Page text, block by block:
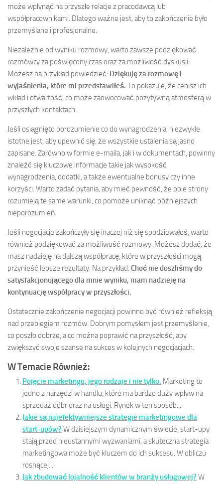
może wpłynąć na przyszłe relacje z pracodawcą lub
współpracownikami. Dlatego ważne jest, aby to zakończenie było
przemyślane i profesjonalne.
Niezależnie od wyniku rozmowy, warto zawsze podziękować
rozmówcy za poświęcony czas oraz za możliwość dyskusji.
Możesz na przykład powiedzieć: Dziękuję za rozmowę i
wyjaśnienia, które mi przedstawiłeś. To pokazuje, że cenisz ich
wkład i otwartość, co może zaowocować pozytywną atmosferą w
przyszłych kontaktach.
Jeśli osiągnięto porozumienie co do wynagrodzenia, niezwykle
istotne jest, aby upewnić się, że wszystkie ustalenia są jasno
zapisane. Zarówno w formie e-maila, jak i w dokumentach, powinny
znaleźć się kluczowe informacje takie jak wysokość
wynagrodzenia, dodatki, a także ewentualne bonusy czy inne
korzyści. Warto zadać pytania, aby mieć pewność, że obie strony
rozumieją te same warunki, co pomoże uniknąć późniejszych
nieporozumień.
Jeśli negocjacje zakończyły się inaczej niż się spodziewałeś, warto
również podziękować za możliwość rozmowy. Możesz dodać, że
masz nadzieję na dalszą współpracę, które w przyszłości mogą
przynieść lepsze rezultaty. Na przykład: Choć nie doszliśmy do
satysfakcjonującego dla mnie wyniku, mam nadzieję na
kontynuację współpracy w przyszłości.
Ostatecznie zakończenie negocjacji powinno być również refleksją
nad przebiegiem rozmów. Dobrym pomysłem jest przemyślenie,
co poszło dobrze, a co można poprawić na przyszłość, aby
zwiększyć swoje szanse na sukces w kolejnych negocjacjach.
W Temacie Również:
Pojęcie marketingu, jego rodzaje i nie tylko. Marketing to
jedno z narzędzi w handlu, które ma bardzo duży wpływ na
sprzedaż dóbr oraz na usługi. Rynek w ten sposób...
Jakie są najefektywniejsze strategie marketingowe dla
start-upów? W dzisiejszym dynamicznym świecie, start-upy
stają przed nieustannymi wyzwaniami, a skuteczna strategia
marketingowa może być kluczem do ich sukcesu. W obliczu
rosnącej...
Jak zbudować lojalność klientów w branży usługowej? W